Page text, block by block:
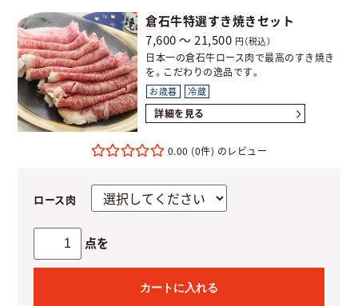
倉石牛特選すき焼きセット
7,600 ～ 21,500 円（税込）
日本一の倉石牛ロース肉で最高のすき焼き
を。こだわりの逸品です。
お歳暮 冷蔵
詳細を見る
0.00 (0件)
ロース肉
点を
カートに入れる